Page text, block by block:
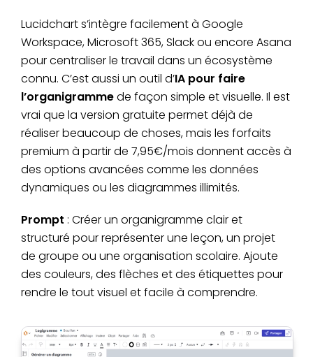
Lucidchart s’intègre facilement à Google
Workspace, Microsoft 365, Slack ou encore Asana
pour centraliser le travail dans un écosystème
connu. C’est aussi un outil d’IA pour faire
l’organigrammede façon simple et visuelle. Il est
vrai que la version gratuite permet déjà de
réaliser beaucoup de choses, mais les forfaits
premium à partir de 7,95€/mois donnent accès à
des options avancées comme les données
dynamiques ou les diagrammes illimités.
Prompt : Créer un organigramme clair et
structuré pour représenter une leçon, un projet
de groupe ou une organisation scolaire. Ajoute
des couleurs, des flèches et des étiquettes pour
rendre le tout visuel et facile à comprendre.